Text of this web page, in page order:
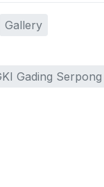
| 27 Juli 2023
Wanita | 13 Juli 2023
Gallery
Gading Serpong